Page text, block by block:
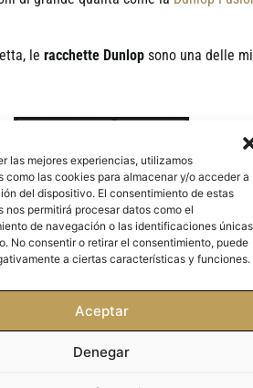
le racchette Dunlop sono una delle